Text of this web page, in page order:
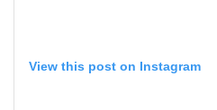
View this post on Instagram